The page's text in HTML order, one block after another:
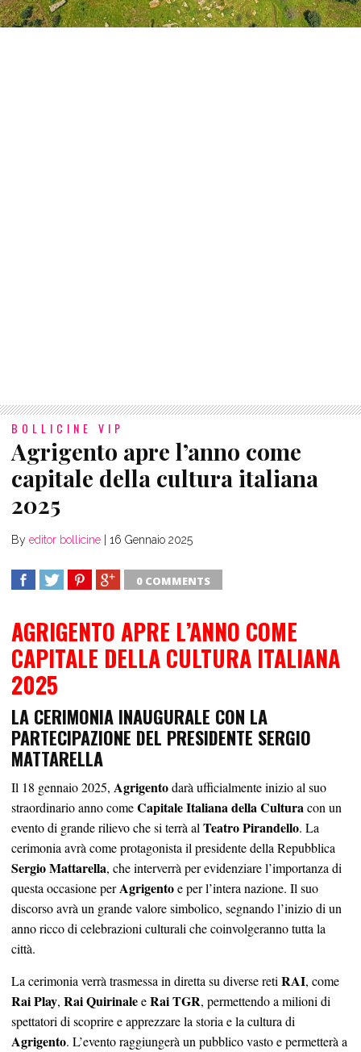
BOLLICINE VIP
Agrigento apre l’anno come
capitale della cultura italiana
2025
By editor bollicine 16 Gennaio 2025
0 COMMENTS
AGRIGENTO APRE L’ANNO COME
CAPITALE DELLA CULTURA ITALIANA
2025
LA CERIMONIA INAUGURALE CON LA
PARTECIPAZIONE DEL PRESIDENTE SERGIO
MATTARELLA
Il 18 gennaio 2025, Agrigentodarà ufficialmente inizio al suo
straordinario anno comeCapitale Italiana della Culturacon un
evento di grande rilievo che si terrà alTeatro Pirandello. La
cerimonia avrà come protagonista il presidente della Repubblica
Sergio Mattarella, che interverrà per evidenziare l’importanza di
questa occasione perAgrigentoe per l’intera nazione. Il suo
discorso avrà un grande valore simbolico, segnando l’inizio di un
anno ricco di celebrazioni culturali che coinvolgeranno tutta la
città.
La cerimonia verrà trasmessa in diretta su diverse retiRAI, come
Rai Play, Rai QuirinaleeRai TGR, permettendo a milioni di
spettatori di scoprire e apprezzare la storia e la cultura di
Agrigento. L’evento raggiungerà un pubblico vasto e permetterà a